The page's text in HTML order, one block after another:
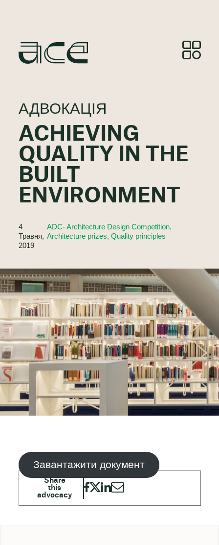
АДВОКАЦІЯ
ACHIEVING
QUALITY IN THE
BUILT
ENVIRONMENT
4
Травня,
2019
ADC- Architecture Design Competition,
Architecture prizes, Quality principles
Завантажити документ